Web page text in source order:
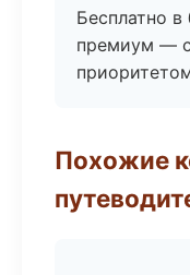
Бесплатно
премиум —
Похожие